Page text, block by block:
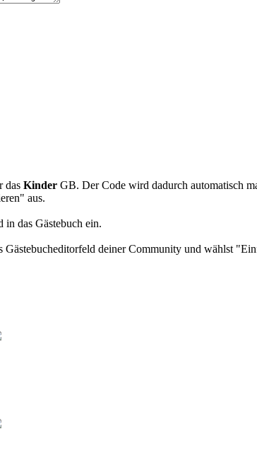
das Kinder GB. Der Code wird dadurch automatisch
aus.
in das Gästebuch ein.
deiner Community und wählst